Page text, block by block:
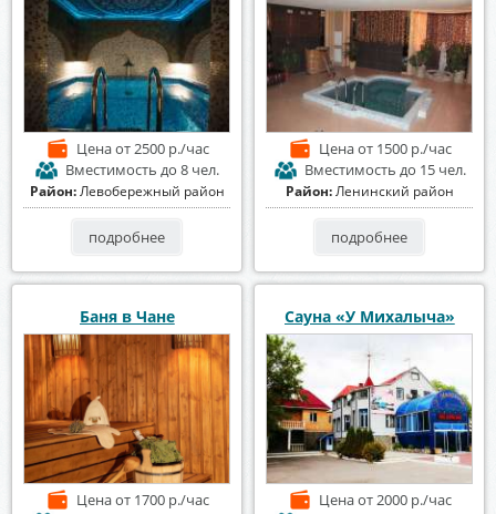
Ценаот 2500 р./час
Вместимость до 8 чел.
Район:Левобережный район
подробнее
Ценаот 1500 р./час
Вместимость до 15 чел.
Район:Ленинский район
подробнее
Баня в Чане
Ценаот 1700 р./час
Сауна «У Михалыча»
Ценаот 2000 р./час